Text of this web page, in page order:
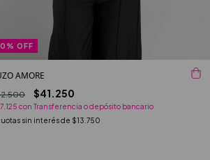
%OFF
AMORE
$41.250
con Transferencia o depósito bancario
sin interés de $13.750